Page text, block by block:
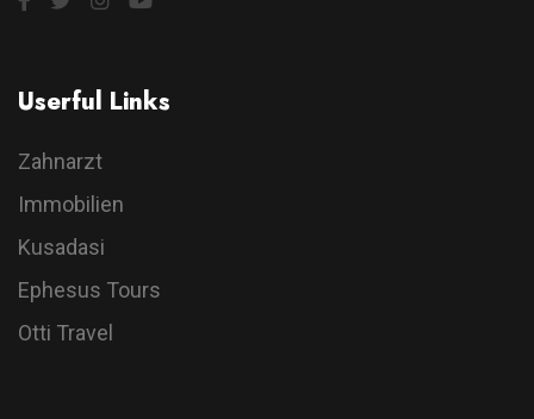
Userful Links
Zahnarzt
Immobilien
Kusadasi
Ephesus Tours
Otti Travel